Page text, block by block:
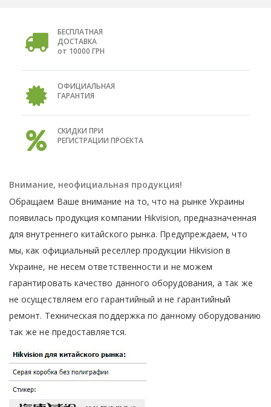
БЕСПЛАТНАЯ
ДОСТАВКА
от 10000 ГРН
ОФИЦИАЛЬНАЯ
ГАРАНТИЯ
СКИДКИ ПРИ
РЕГИСТРАЦИИ ПРОЕКТА
Внимание, неофициальная продукция!
Обращаем Ваше внимание на то, что на рынке Украины
появилась продукция компании Hikvision, предназначенная
для внутреннего китайского рынка. Предупреждаем, что
мы, как официальный реселлер продукции Hikvision в
Украине, не несем ответственности и не можем
гарантировать качество данного оборудования, а так же
не осуществляем его гарантийный и не гарантийный
ремонт. Техническая поддержка по данному оборудованию
так же не предоставляется.